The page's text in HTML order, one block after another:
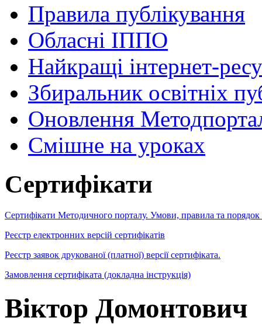
Правила публікування
Обласні ІППО
Найкращі інтернет-
Збиральник освітніх
Оновлення
Cмішне на уроках
Сертифікати
Сертифікати Методичного порталу. Умови, правила та порядок
Реєстр електронних версій сертифікатів
Реєстр заявок друкованої (платної) версії сертифіката.
Замовлення сертифіката (докладна інструкція)
Віктор Домонтович